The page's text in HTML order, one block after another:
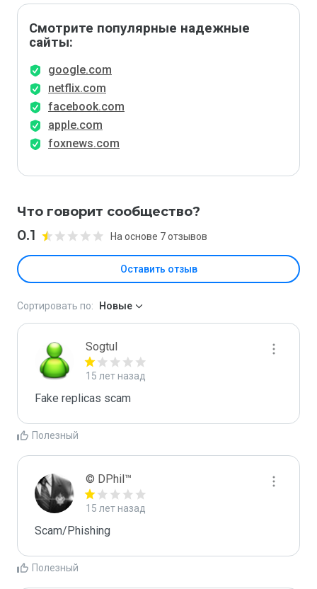
Смотрите популярные надежные
сайты:
google.com
netflix.com
facebook.com
apple.com
foxnews.com
Что говорит сообщество?
0.1 На основе 7 отзывов
Оставить отзыв
Сортировать по: Новые
Sogtul
15 лет назад
Fake replicas scam
Полезный
© DPhil™
15 лет назад
Scam/Phishing
Полезный